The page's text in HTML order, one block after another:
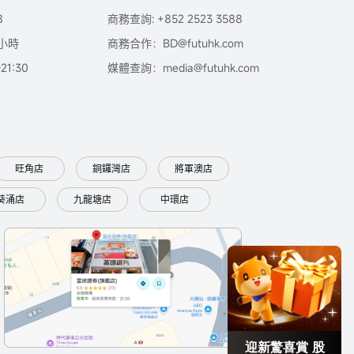
迎新驚喜賞 股
時
商務查詢: +852 2523 3588
商務合作：BD@futuhk.com
媒體查詢：media@futuhk.com
旺角店 銅鑼灣店 將軍澳店
涌店 九龍塘店 中環店